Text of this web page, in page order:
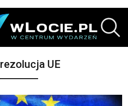
rezolucja UE